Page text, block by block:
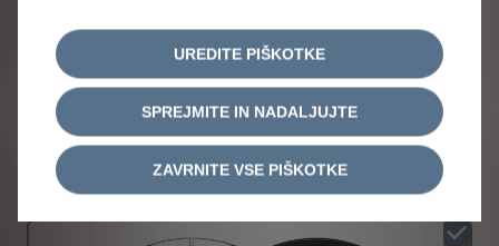
Streha v barvi črna Perla Nera
Ni združljivo
PLATIŠČA IN OKRASNI POKROVI
UREDITE PIŠKOTKE
SPREJMITE IN NADALJUJTE
ZAVRNITE VSE PIŠKOTKE